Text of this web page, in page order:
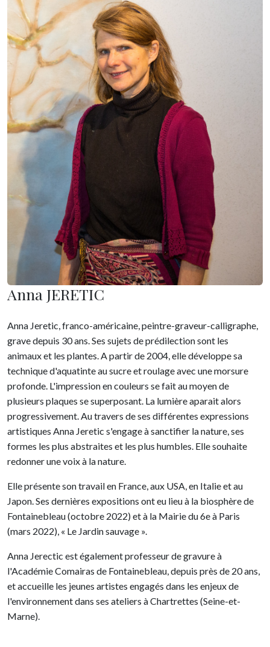
Anna JERETIC
Anna Jeretic, franco-américaine, peintre-graveur-calligraphe,
grave depuis 30 ans. Ses sujets de prédilection sont les
animaux et les plantes. A partir de 2004, elle développe sa
technique d'aquatinte au sucre et roulage avec une morsure
profonde. L'impression en couleurs se fait au moyen de
plusieurs plaques se superposant. La lumière aparait alors
progressivement. Au travers de ses différentes expressions
artistiques Anna Jeretic s'engage à sanctifier la nature, ses
formes les plus abstraites et les plus humbles. Elle souhaite
redonner une voix à la nature.
Elle présente son travail en France, aux USA, en Italie et au
Japon. Ses dernières expositions ont eu lieu à la biosphère de
Fontainebleau (octobre 2022) et à la Mairie du 6e à Paris
(mars 2022), « Le Jardin sauvage ».
Anna Jerectic est également professeur de gravure à
l'Académie Comairas de Fontainebleau, depuis près de 20 ans,
et accueille les jeunes artistes engagés dans les enjeux de
l'environnement dans ses ateliers à Chartrettes (Seine-et-
Marne).